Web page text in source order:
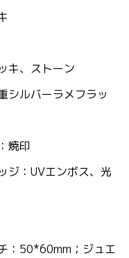
キ、ストーン
シルバーラメフラッ
焼印
ジ：UVエンボス、光
：50*60mm；ジュエ